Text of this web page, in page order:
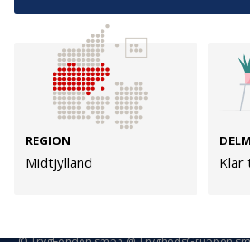
REGION
Midtjylland Klar
Facebook LinkedIn
TrygFonden
Facebook